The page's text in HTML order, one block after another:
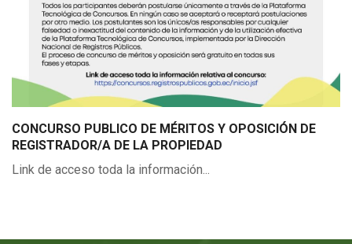
CONCURSO PUBLICO DE MÉRITOS Y OPOSICIÓN DE
REGISTRADOR/A DE LA PROPIEDAD
Link de acceso toda la información...